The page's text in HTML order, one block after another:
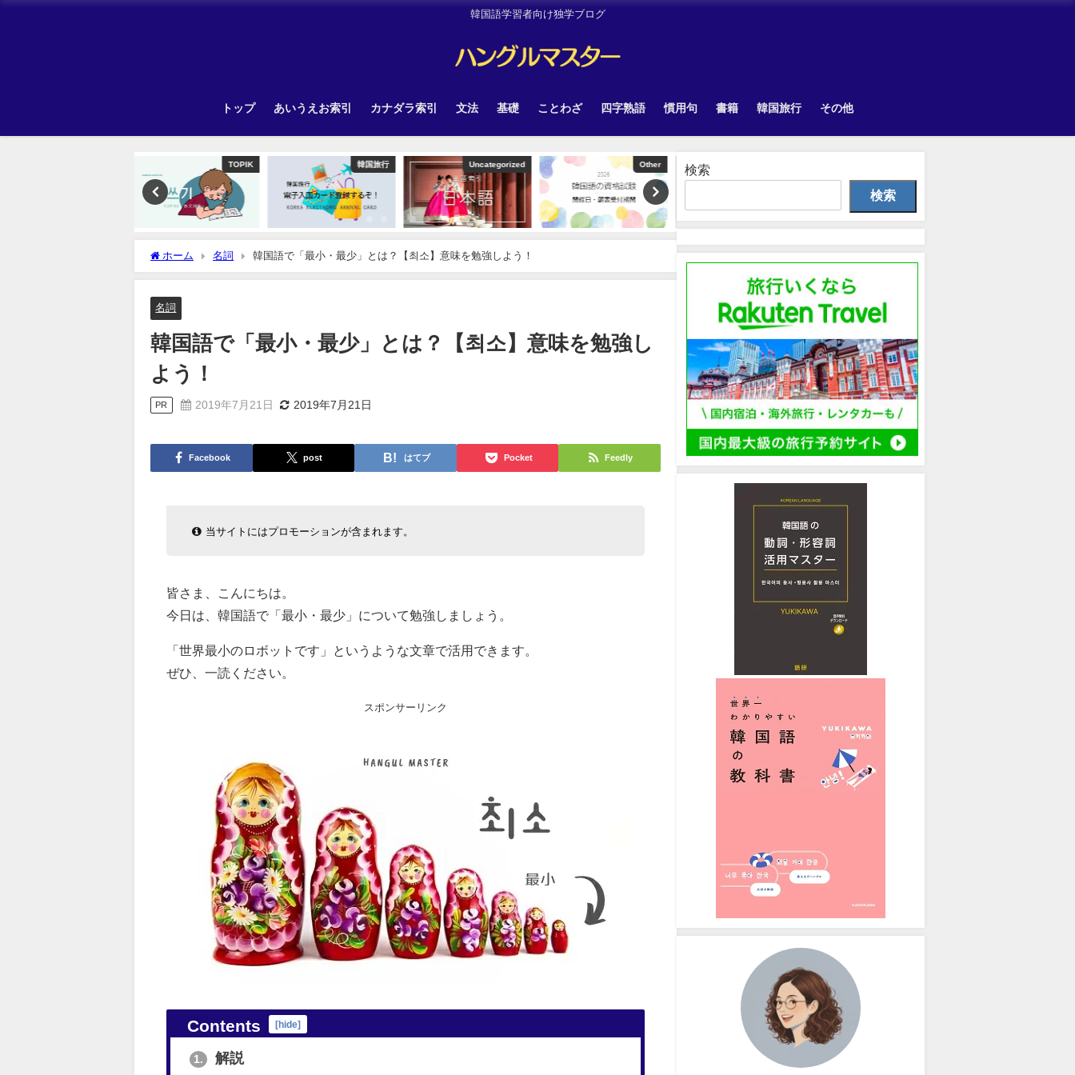
韓国語学習者向け独学ブログ
トップ あいうえお索引 カナダラ索引 文法 基礎 ことわざ 四字熟語 慣用句 書籍 韓国旅行 その他
韓国旅行 Uncategorized Other 韓国旅行
ホーム 名詞 韓国語で「最小・最少」とは？【최소】意味を勉強しよう！
名詞
韓国語で「最小・最少」とは？【최소】意味を勉強し
よう！
PR 2019年7月21日 2019年7月21日
Facebook post はてブ Pocket Feedly
当サイトにはプロモーションが含まれます。
皆さま、こんにちは。
今日は、韓国語で「最小・最少」について勉強しましょう。
「世界最小のロボットです」というような文章で活用できます。
ぜひ、一読ください。
スポンサーリンク
Contents [hide]
1. 解説
検索
検索